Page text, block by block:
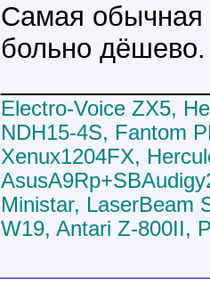
Самая обычная
больно дёшево.
Electro-Voice ZX5,
NDH15-4S, Fantom
Xenux1204FX,
Ministar, LaserBeam
W19, Antari Z-800II,